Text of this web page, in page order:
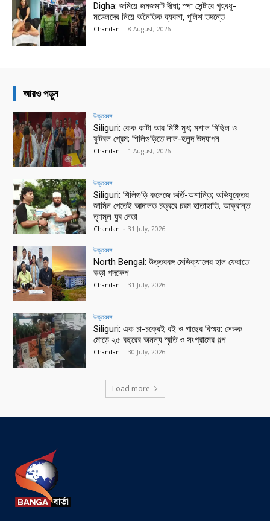
Digha: জমিয়ে জমজমাট দীঘা; স্পা সেন্টারে গৃহবধূ-
মডেলদের নিয়ে অনৈতিক ব্যবসা, পুলিশ তদন্তে
Chandan - 8 August, 2026
আরও পড়ুন
উত্তরবঙ্গ
Siliguri: কেক কাটা আর মিষ্টি মুখ; মশাল মিছিল ও
ফুটবল প্রেম; শিলিগুড়িতে লাল-হলুদ উদযাপন
Chandan - 1 August, 2026
উত্তরবঙ্গ
Siliguri: শিলিগুড়ি কলেজে ভর্তি-অশান্তি; অভিযুক্তের
জামিন পেতেই আদালত চত্বরে চরম হাতাহাতি, আক্রান্ত
তৃণমূল যুব নেতা
Chandan - 31 July, 2026
উত্তরবঙ্গ
North Bengal: উত্তরবঙ্গ মেডিক্যালের হাল ফেরাতে
কড়া পদক্ষেপ
Chandan - 31 July, 2026
উত্তরবঙ্গ
Siliguri: এক চা-চক্রেই বই ও গাছের বিস্ময়: সেভক
মোড়ে ২৫ বছরের অনন্য স্মৃতি ও সংগ্রামের গল্প
Chandan - 30 July, 2026
Load more